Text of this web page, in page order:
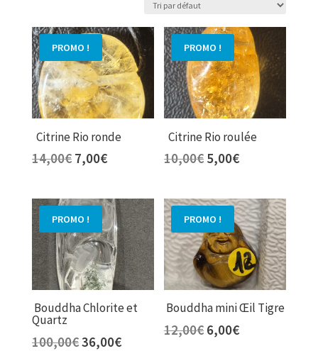
PROMO !
Citrine Rio ronde
14,00€ Le
initial
était :
14,00€.
7,00€Le
actuel
est :
7,00€.
PROMO !
Citrine Rio roulée
10,00€ Le
initial
était :
10,00€.
5,00€Le
actuel
est :
5,00€.
PROMO !
Bouddha Chlorite et
Quartz
100,00€Le
36,00€Le
PROMO !
Bouddha mini Œil Tigre
12,00€ Le
6,00€Le